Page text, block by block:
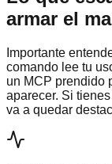
armar el
Importante
comando lee tu
un MCP prendido
aparecer. Si
va a quedar